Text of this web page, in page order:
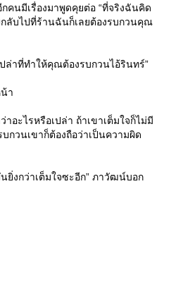
คนมีเรื่องมาพูดคุยต่อ “ที่จริงฉันคิด
ลับไปที่ร้านฉันก็เลยต้องรบกวนคุณ
ล่าที่ทำให้คุณต้องรบกวนไอ้รินทร์”
า
อะไรหรือเปล่า ถ้าเขาเต็มใจก็ไม่มี
กวนเขาก็ต้องถือว่าเป็นความผิด
ยิ่งกว่าเต็มใจซะอีก” ภาวัฒน์บอก